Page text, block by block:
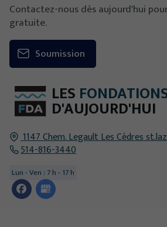
LES
D'AUJOURD'HUI
1147 Chem. Legault Les Cèdres
514-816-3440
Lun - Ven : 7 h - 17 h
Contactez-nous dès aujourd'hui
gratuite.
Soumission